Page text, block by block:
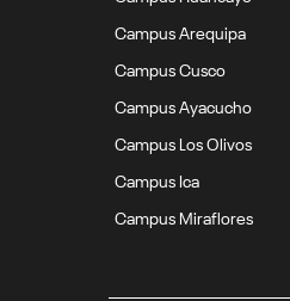
Campus Arequipa
Campus Cusco
Campus Ayacucho
Campus Los Olivos
Campus Ica
Campus Miraflores